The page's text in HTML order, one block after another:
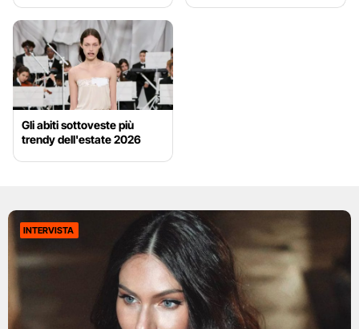
Gli abiti sottoveste più
trendy dell'estate 2026
INTERVISTA